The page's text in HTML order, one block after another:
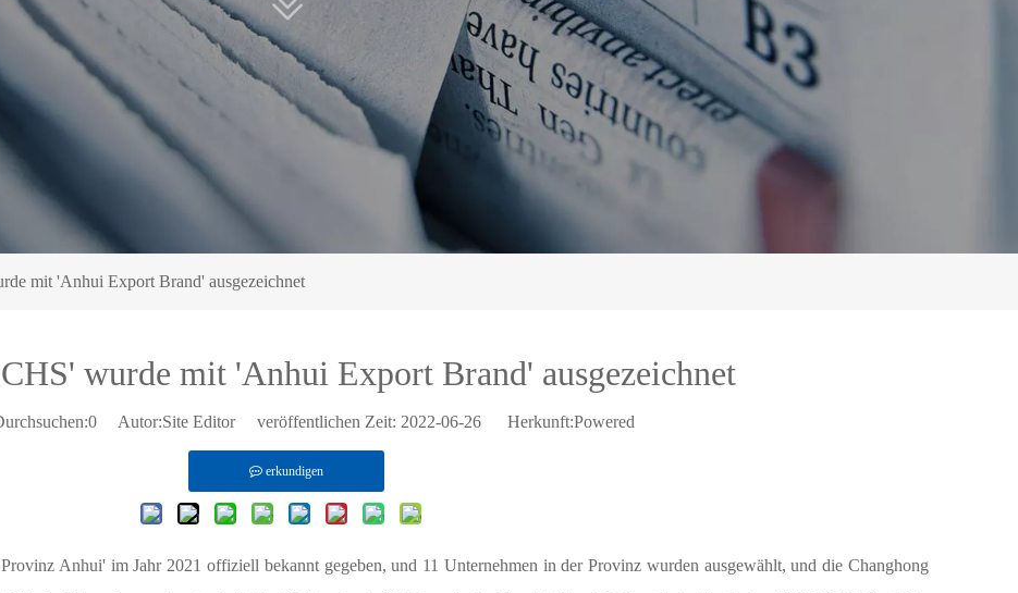
mit 'Anhui Export Brand' ausgezeichnet
wurde mit 'Anhui Export Brand' ausgezeichnet
0 Autor:Site Editor veröffentlichen Zeit: 2022-06-26 Herkunft:Powered
erkundigen
Anhui' im Jahr 2021 offiziell bekannt gegeben, und 11 Unternehmen in der Provinz wurden ausgewählt, und die Changhong